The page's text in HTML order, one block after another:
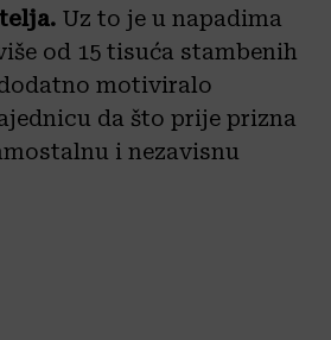
Uz to je u napadima
od 15 tisuća stambenih
motiviralo
da što prije prizna
i nezavisnu